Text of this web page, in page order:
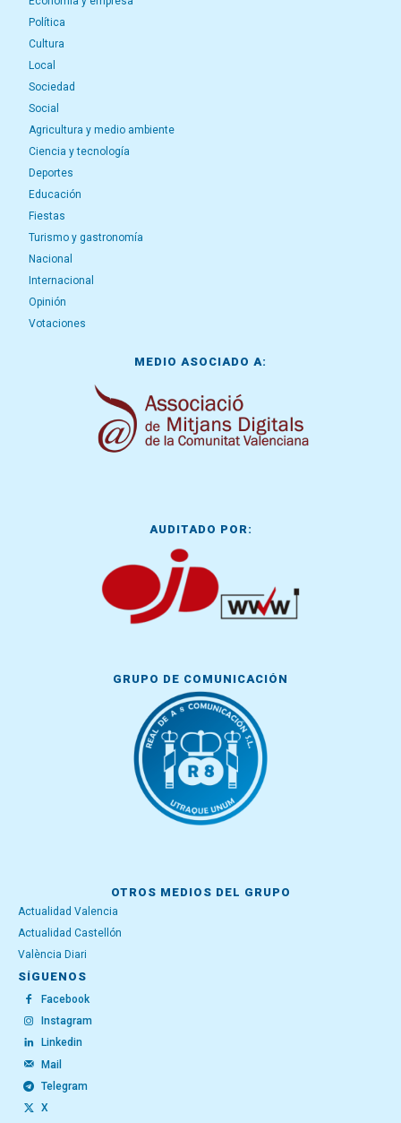
Política
Cultura
Local
Sociedad
Social
Agricultura y medio ambiente
Ciencia y tecnología
Deportes
Educación
Fiestas
Turismo y gastronomía
Nacional
Internacional
Opinión
Votaciones
MEDIO ASOCIADO A:
AUDITADO POR:
GRUPO DE COMUNICACIÓN
OTROS MEDIOS DEL GRUPO
Actualidad Valencia
Actualidad Castellón
València Diari
SÍGUENOS
Facebook
Instagram
Linkedin
Mail
Telegram
X